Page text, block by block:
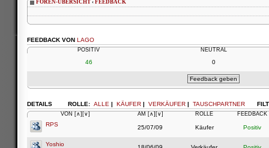
FOREN-ÜBERSICHT ‹ FEEDBACK
FEEDBACK VON LAGO
POSITIV NEUTRAL
46 0
ROLLE: ALLE | KÄUFER | VERKÄUFER | TAUSCHPARTNER
DETAILS
VON [∧] [∨] AM [∧] [∨] ROLLE FEEDBACK
RPS 25/07/09 Käufer Positiv
Yoshio